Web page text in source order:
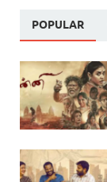
POPULAR